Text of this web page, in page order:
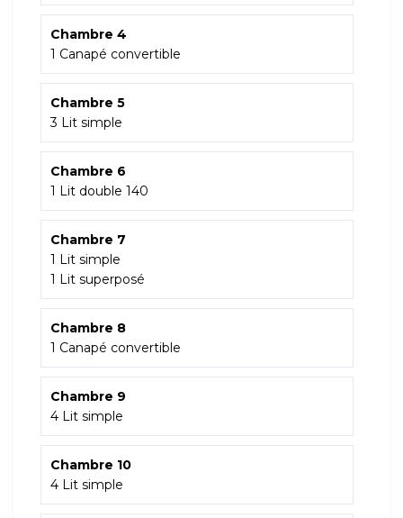
Chambre 4
1 Canapé convertible
Chambre 5
3 Lit simple
Chambre 6
1 Lit double 140
Chambre 7
1 Lit simple
1 Lit superposé
Chambre 8
1 Canapé convertible
Chambre 9
4 Lit simple
Chambre 10
4 Lit simple